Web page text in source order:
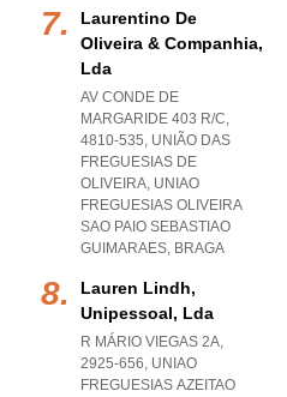
Laurentino De
Oliveira & Companhia,
Lda
AV CONDE DE
MARGARIDE 403 R/C,
4810-535, UNIÃO DAS
FREGUESIAS DE
OLIVEIRA, UNIAO
FREGUESIAS OLIVEIRA
SAO PAIO SEBASTIAO
GUIMARAES, BRAGA
Lauren Lindh,
Unipessoal, Lda
R MÁRIO VIEGAS 2A,
2925-656, UNIAO
FREGUESIAS AZEITAO